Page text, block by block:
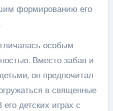
формированию его
особым
Вместо забав и
он предпочитал
в священные
детских играх с